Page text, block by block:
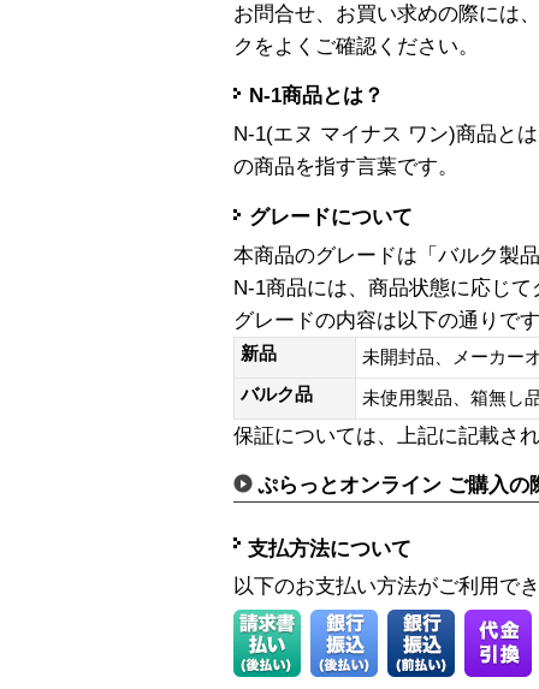
お問合せ、お買い求めの際には
クをよくご確認ください。
N-1商品とは？
N-1(エヌ マイナス ワン)商品と
の商品を指す言葉です。
グレードについて
本商品のグレードは「バルク製
N-1商品には、商品状態に応じ
グレードの内容は以下の通りで
新品
未開封品、メーカー
バルク品
未使用製品、箱無
保証については、上記に記載さ
ぷらっとオンライン ご購入の
支払方法について
以下のお支払い方法がご利用で